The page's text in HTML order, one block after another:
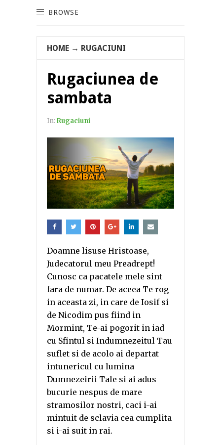
BROWSE
HOME → RUGACIUNI
Rugaciunea de
sambata
In:Rugaciuni
Doamne lisuse Hristoase,
Judecatorul meu Preadrept!
Cunosc ca pacatele mele sint
fara de numar. De aceea Te rog
in aceasta zi, in care de Iosif si
de Nicodim pus fiind in
Mormint, Te-ai pogorit in iad
cu Sfintul si Indumnezeitul Tau
suflet si de acolo ai departat
intunericul cu lumina
Dumnezeirii Tale si ai adus
bucurie nespus de mare
stramosilor nostri, caci i-ai
mintuit de sclavia cea cumplita
si i-ai suit in rai.